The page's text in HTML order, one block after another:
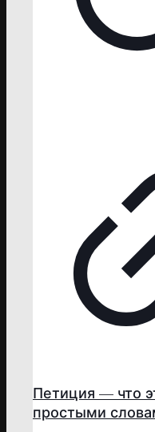
Петиция — что
простыми